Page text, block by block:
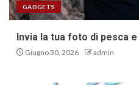
GADGETS
Invia la tua foto di pesca
Giugno 30, 2026 admin